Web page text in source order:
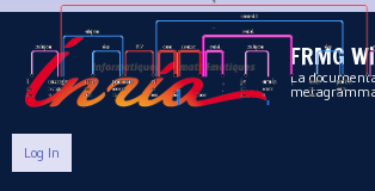
Aller au contenu principal
FRMG
La
Log In